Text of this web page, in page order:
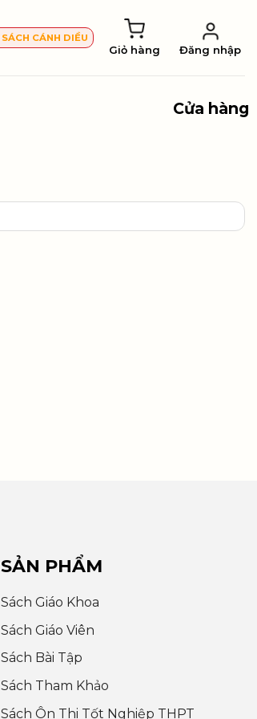
SÁCH CÁNH DIỀU
Giỏ hàng Đăng nhập
Cửa hàng
SẢN PHẨM
Sách Giáo Khoa
Sách Giáo Viên
Sách Bài Tập
Sách Tham Khảo
Sách Ôn Thi Tốt Nghiệp THPT